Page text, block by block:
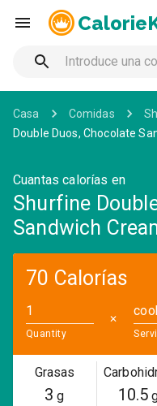
Casa Comidas
Double Duos, Chocolate
Cuantas calorías en
Shurfine
Sandwich
70 Calorías
Quantity
✕
Grasas
3 g 10.5